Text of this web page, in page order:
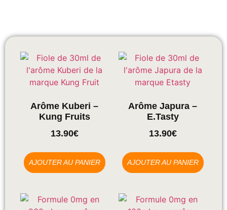
Arôme Kuberi –
Kung Fruits
13.90€
AJOUTER AU PANIER
Arôme Japura –
E.tasty
13.90€
AJOUTER AU PANIER